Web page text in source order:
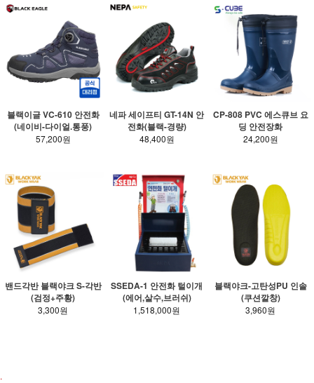
블랙이글 VC-610 안전화
(네이비-다이얼.통풍)
57,200원
네파 세이프티 GT-14N 안
전화(블랙-경량)
48,400원
CP-808 PVC 에스큐브 요
딩 안전장화
24,200원
밴드각반 블랙야크 S-각반
(검정+주황)
3,300원
SSEDA-1 안전화 털이개
(에어,살수,브러쉬)
1,518,000원
블랙야크-고탄성PU 인솔
(쿠션깔창)
3,960원
.